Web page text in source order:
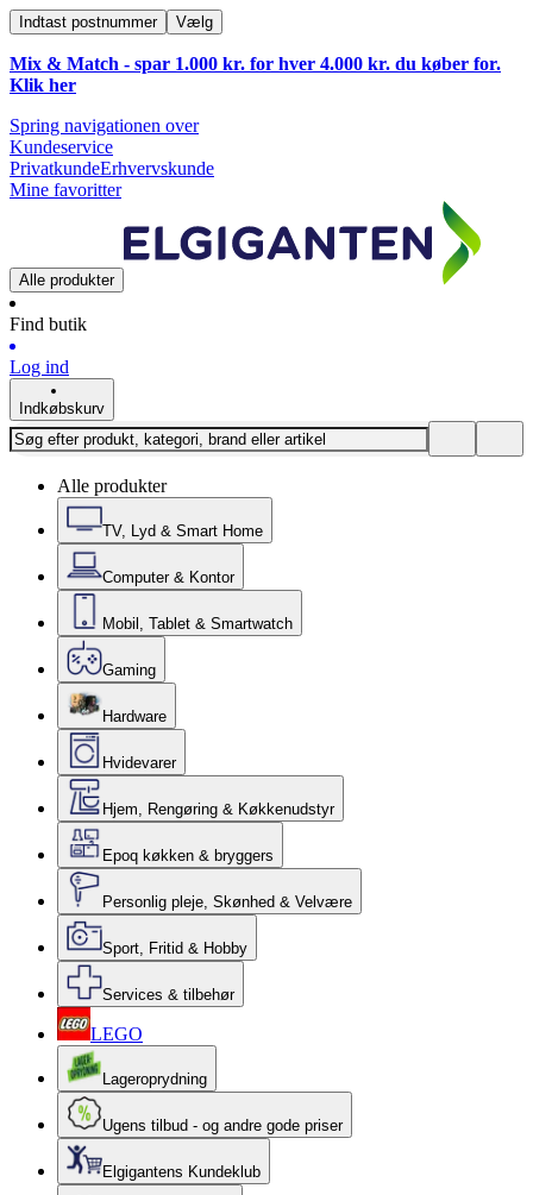
Indtast postnummer Vælg
Mix & Match - spar 1.000 kr. for hver 4.000 kr. du køber for.
Klik her
Spring navigationen over
Kundeservice
PrivatkundeErhvervskunde
Mine favoritter
Alle produkter
Find butik
Log ind
Indkøbskurv
Alle produkter
TV, Lyd & Smart Home
Computer & Kontor
Mobil, Tablet & Smartwatch
Gaming
Hardware
Hvidevarer
Hjem, Rengøring & Køkkenudstyr
Epoq køkken & bryggers
Personlig pleje, Skønhed & Velvære
Sport, Fritid & Hobby
Services & tilbehør
LEGO
Lageroprydning
Ugens tilbud - og andre gode priser
Elgigantens Kundeklub